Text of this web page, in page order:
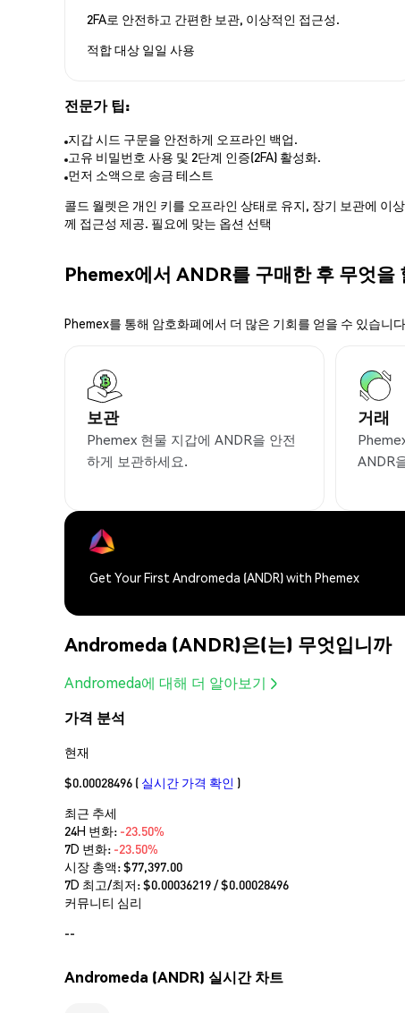
2FA로 안전하고 간편한 보관, 이상적인 접근성.
적합 대상 일일 사용
전문가 팁:
지갑 시드 구문을 안전하게 오프라인 백업.
고유 비밀번호 사용 및 2단계 인증(2FA) 활성화.
먼저 소액으로 송금 테스트
콜드 월렛은 개인 키를 오프라인 상태로 유지, 장기 보관에 이
께 접근성 제공. 필요에 맞는 옵션 선택
Phemex에서 ANDR를 구매한 후 무엇을
Phemex를 통해 암호화폐에서 더 많은 기회를 얻을 수 있습니
보관
Phemex 현물 지갑에 ANDR을 안전
하게 보관하세요.
거래
ANDR
Get Your First Andromeda (ANDR) with Phemex
Andromeda (ANDR)은(는) 무엇입니까
Andromeda에 대해 더 알아보기
가격 분석
현재
$0.00028496 ( 실시간 가격 확인 )
최근 추세
24H 변화: -23.50%
7D 변화: -23.50%
시장 총액:$77,397.00
7D 최고/최저: $0.00036219/ $0.00028496
커뮤니티 심리
--
Andromeda (ANDR) 실시간 차트